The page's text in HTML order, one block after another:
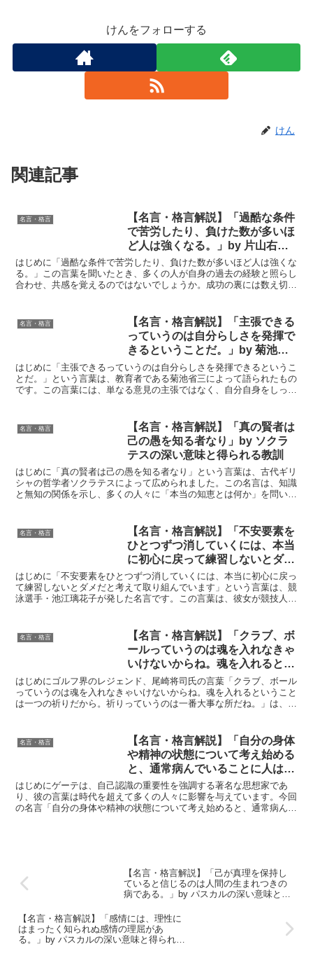
けんをフォローする
けん
関連記事
名言・格言
【名言・格言解説】「過酷な条件
で苦労したり、負けた数が多いほ
ど人は強くなる。」by 片山右京
の深い意味と得られる教訓
はじめに「過酷な条件で苦労したり、負けた数が多いほど人は強くな
る。」この言葉を聞いたとき、多くの人が自身の過去の経験と照らし
合わせ、共感を覚えるのではないでしょうか。成功の裏には数え切れ
名言・格言
【名言・格言解説】「主張できる
っていうのは自分らしさを発揮で
きるということだ。」by 菊池省
三の深い意味と得られる教訓
はじめに「主張できるっていうのは自分らしさを発揮できるというこ
とだ。」という言葉は、教育者である菊池省三によって語られたもの
です。この言葉には、単なる意見の主張ではなく、自分自身をしっか
名言・格言
【名言・格言解説】「真の賢者は
己の愚を知る者なり」by ソクラ
テスの深い意味と得られる教訓
はじめに「真の賢者は己の愚を知る者なり」という言葉は、古代ギリ
シャの哲学者ソクラテスによって広められました。この名言は、知識
と無知の関係を示し、多くの人々に「本当の知恵とは何か」を問いか
名言・格言
【名言・格言解説】「不安要素を
ひとつずつ消していくには、本当
に初心に戻って練習しないとダメ
だと考えて取り組んでいます」by
池江璃花子の深い意味と得られる
教訓
はじめに「不安要素をひとつずつ消していくには、本当に初心に戻っ
て練習しないとダメだと考えて取り組んでいます」という言葉は、競
泳選手・池江璃花子が発した名言です。この言葉は、彼女が競技人生
名言・格言
【名言・格言解説】「クラブ、ボ
ールっていうのは魂を入れなきゃ
いけないからね。魂を入れるとい
うことは一つの祈りだから。祈り
っていうのは一番大事な所だ
ね。」by 尾崎 将司の深い意味と
はじめにゴルフ界のレジェンド、尾崎将司氏の言葉「クラブ、ボール
っていうのは魂を入れなきゃいけないからね。魂を入れるということ
は一つの祈りだから。祈りっていうのは一番大事な所だね。」は、単
名言・格言
【名言・格言解説】「自分の身体
や精神の状態について考え始める
と、通常病んでいることに人は気
づく。」by ゲーテの深い意味と
得られる教訓
はじめにゲーテは、自己認識の重要性を強調する著名な思想家であ
り、彼の言葉は時代を超えて多くの人々に影響を与えています。今回
の名言「自分の身体や精神の状態について考え始めると、通常病んで
【名言・格言解説】「己が真理を保持し
ていると信じるのは人間の生まれつきの
病である。」by パスカルの深い意味と得
【名言・格言解説】「感情には、理性に
はまったく知られぬ感情の理屈があ
る。」by パスカルの深い意味と得られる